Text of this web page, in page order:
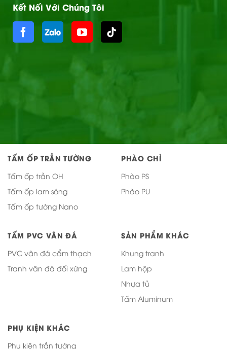
Kết Nối Với Chúng Tôi
TẤM ỐP TRẦN TƯỜNG
Tấm ốp trần OH
Tấm ốp lam sóng
Tấm ốp tường Nano
PHÀO CHỈ
Phào PS
Phào PU
TẤM PVC VÂN ĐÁ
PVC vân đá cẩm thạch
Tranh vân đá đối xứng
SẢN PHẨM KHÁC
Khung tranh
Lam hộp
Nhựa tủ
Tấm Aluminum
PHỤ KIỆN KHÁC
Phụ kiện trần tường